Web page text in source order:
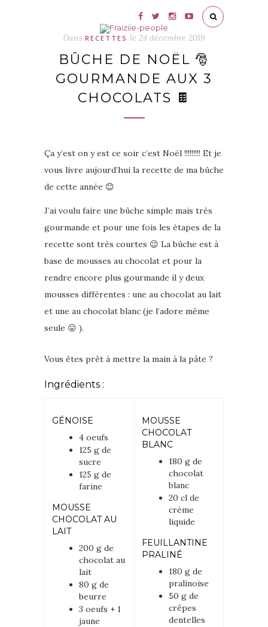
Dans RECETTES le 24 décembre 2019
BÛCHE DE NOËL 🎅
GOURMANDE AUX 3
CHOCOLATS 🍫
Ça y’est on y est ce soir c’est Noël !!!!!!!!! Et je
vous livre aujourd’hui la recette de ma bûche
de cette année 😊
J’ai voulu faire une bûche simple mais très
gourmande et pour une fois les étapes de la
recette sont très courtes 😉 La bûche est à
base de mousses au chocolat et pour la
rendre encore plus gourmande il y deux
mousses différentes : une au chocolat au lait
et une au chocolat blanc (je l’adore même
seule 😛 ).
Vous êtes prêt à mettre la main à la pâte ?
Ingrédients :
GÉNOISE
4 oeufs
125 g de
sucre
125 g de
farine
MOUSSE
CHOCOLAT AU
LAIT
200 g de
chocolat au
lait
80 g de
beurre
3 oeufs + 1
jaune
MOUSSE
CHOCOLAT
BLANC
180 g de
chocolat
blanc
20 cl de
crème
liquide
FEUILLANTINE
PRALINÉ
180 g de
pralinoise
50 g de
crêpes
dentelles